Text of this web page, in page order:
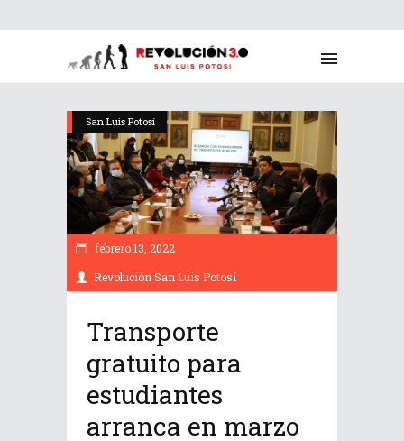
San Luis Potosí
febrero 13, 2022
Revolución San Luis Potosí
Transporte
gratuito para
estudiantes
arranca en marzo